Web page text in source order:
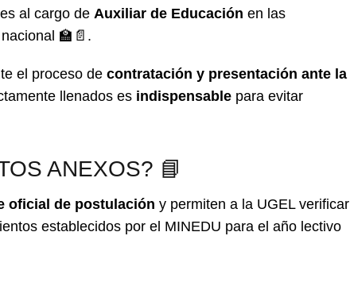
al cargo de Auxiliar de Educación en las
🏫📄.
el proceso de contratación y presentación ante la
llenados es indispensable para evitar
ANEXOS? 📘
oficial de postulación y permiten a la UGEL verificar
establecidos por el MINEDU para el año lectivo